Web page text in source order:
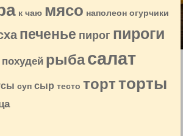
к чаю мясо наполеон огурчики
печенье пирог пироги
похудей рыбасалат
суп сыр тесто торт торты